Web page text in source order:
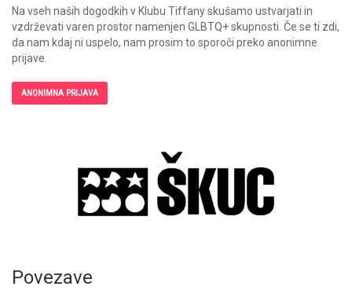
Na vseh naših dogodkih v Klubu Tiffany skušamo ustvarjati in
vzdrževati varen prostor namenjen GLBTQ+ skupnosti. Če se ti zdi,
da nam kdaj ni uspelo, nam prosim to sporoči preko anonimne
prijave.
ANONIMNA PRIJAVA
Povezave